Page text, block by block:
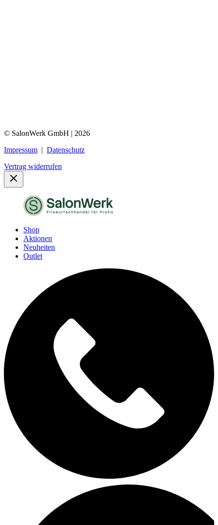
© SalonWerk GmbH | 2026
Impressum | Datenschutz
Vertrag widerrufen
Shop
Aktionen
Neuheiten
Outlet